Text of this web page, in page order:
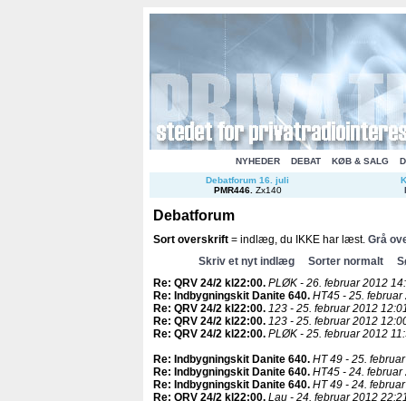
NYHEDER DEBAT KØB & SALG
Debatforum 16. juli
PMR446. Zx140
Debatforum
Sort overskrift = indlæg, du IKKE har læst. Grå
Skriv et nyt indlæg
Sorter normalt
Re: QRV 24/2 kl22:00. PLØK - 26. februar 2012
Re: Indbygningskit Danite 640. HT45 - 25. februar
Re: QRV 24/2 kl22:00. 123 - 25. februar 2012
Re: QRV 24/2 kl22:00. 123 - 25. februar 2012
Re: QRV 24/2 kl22:00. PLØK - 25. februar 2012
Re: Indbygningskit Danite 640. HT 49 - 25.
Re: Indbygningskit Danite 640. HT45 - 24. februar
Re: Indbygningskit Danite 640. HT 49 - 24.
Re: QRV 24/2 kl22:00. Lau - 24. februar 2012